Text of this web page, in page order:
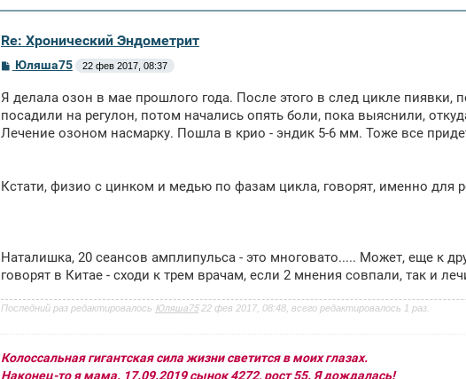
Re: Хронический Эндометрит
С
б
щ
н
Юляша75 22 фев 2017, 08:37
Я делала озон в мае прошлого года. После этого в след цикле пиявки,
посадили на регулон, потом начались опять боли, пока выяснили,
Лечение озоном насмарку. Пошла в крио - эндик 5-6 мм. Тоже все
Кстати, физио с цинком и медью по фазам цикла, говорят, именно для
Наталишка, 20 сеансов амплипульса - это многовато..... Может, еще к
говорят в Китае - сходи к трем врачам, если 2 мнения совпали, так и
Последний раз редактировалось Юляша7522 фев 2017, 08:48, всего редактировалось 1 раз.
Колоссальная гигантская сила жизни светится в моих глазах.
Наконец-то я мама. 17.09.2019 сынок 4272, рост 55. Я дождалась!